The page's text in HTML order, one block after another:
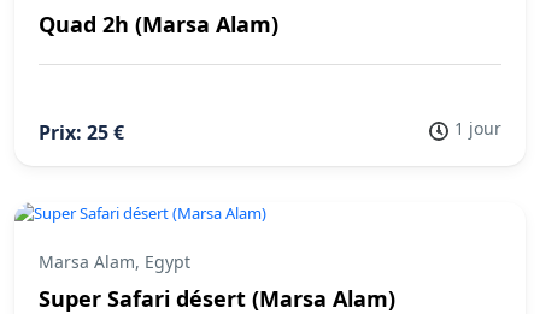
Quad 2h (Marsa Alam)
Prix: 25 € 1 jour
Marsa Alam, Egypt
Super Safari désert (Marsa Alam)